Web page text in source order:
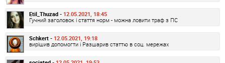
Etil_Thuzad - 12.05.2021, 18:45
Гучний заголовок і стаття норм - можна ловити траф з ПС
Schkert - 12.05.2021, 19:18
вирішив допомогти і Разшарив статтю в соц. мережах